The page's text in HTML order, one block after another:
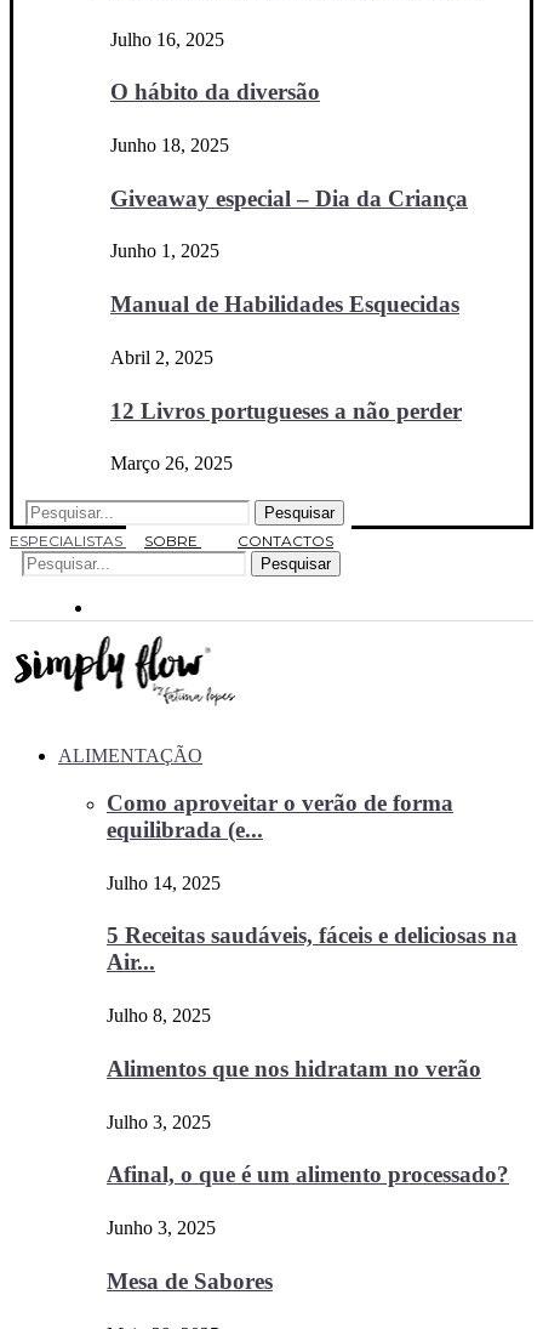
Julho 16, 2025
O hábito da diversão
Junho 18, 2025
Giveaway especial – Dia da Criança
Junho 1, 2025
Manual de Habilidades Esquecidas
Abril 2, 2025
12 Livros portugueses a não perder
Março 26, 2025
Pesquisar
ESPECIALISTAS
SOBRE
CONTACTOS
Pesquisar
ALIMENTAÇÃO
Como aproveitar o verão de forma
equilibrada (e...
Julho 14, 2025
5 Receitas saudáveis, fáceis e deliciosas na
Air...
Julho 8, 2025
Alimentos que nos hidratam no verão
Julho 3, 2025
Afinal, o que é um alimento processado?
Junho 3, 2025
Mesa de Sabores